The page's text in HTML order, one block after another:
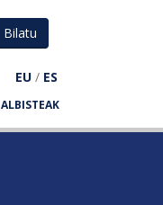
EU / ES
ALBISTEAK